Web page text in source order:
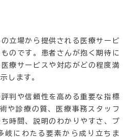
立場から提供される医療サービ
のです。患者さんが抱く期待に
療サービスや対応がどの程度満
します。
判や信頼性を高める重要な指標
や診療の質、医療事務スタッフ
時間、説明のわかりやすさ、プ
岐にわたる要素から成り立ちま